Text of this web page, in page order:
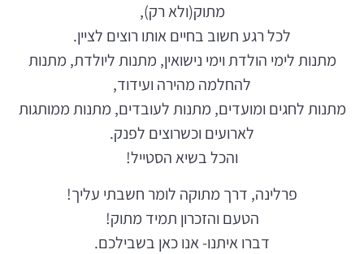
מתוק(ולא רק),
לכל רגע חשוב בחיים אותו רוצים לציין.
מתנות לימי הולדת וימי נישואין, מתנות ליולדת, מתנות
להחלמה מהירה ועידוד,
מתנות לחגים ומועדים, מתנות לעובדים, מתנות ממותגות
לארועים וכשרוצים לפנק.
והכל בשיא הסטייל!
פרלינה, דרך מתוקה לומר חשבתי עליך!
הטעם והזכרון תמיד מתוק!
דברו איתנו- אנו כאן בשבילכם.